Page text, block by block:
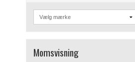
Momsvisning